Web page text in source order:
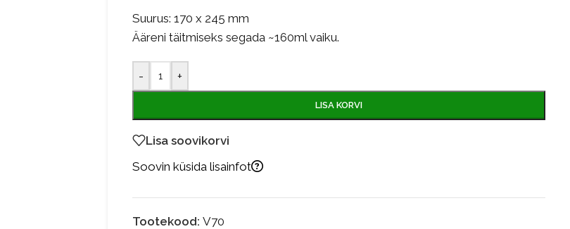
Suurus: 170 x 245 mm
Ääreni täitmiseks segada ~160ml vaiku.
- +
LISA KORVI
Lisa soovikorvi
Soovin küsida lisainfot
Tootekood: V70